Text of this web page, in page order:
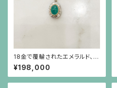
18金で覆輪されたエメラルド、彫
りの施されたプラチナに小さな
ダイヤモンドのペンダント（チェ
ーン別）
¥198,000